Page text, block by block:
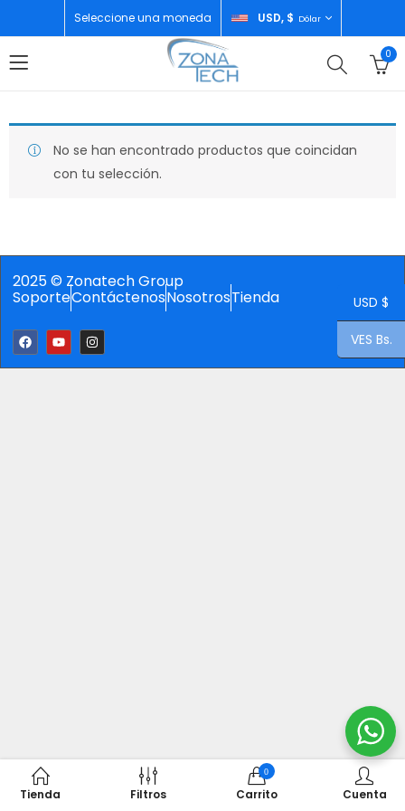
Seleccione una moneda USD, $ Dólar
0
No se han encontrado productos que coincidan
con tu selección.
2025 © Zonatech Group
SoporteContáctenosNosotrosTienda
Tienda Filtros
0
Carrito Cuenta
USD $
VES Bs.